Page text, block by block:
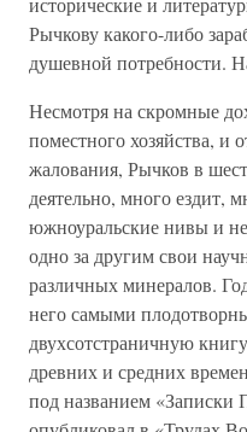
Рычкову какого-либо
душевной потребности.
Несмотря на скромные
поместного хозяйства, и
жалования, Рычков в
деятельно, много ездит,
южноуральские нивы и
одно за другим свои
различных минералов.
него самыми
двухсотстраничную
древних и средних
под названием «Записки